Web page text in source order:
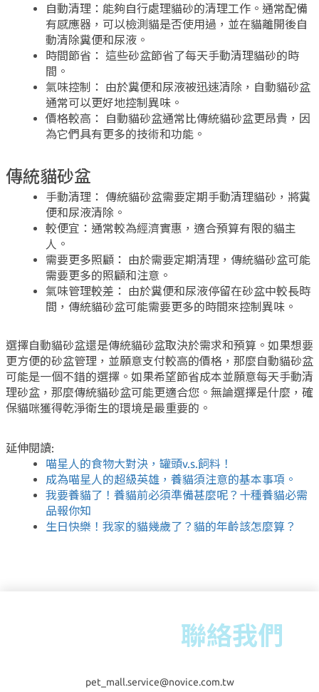
自動清理：能夠自行處理貓砂的清理工作。通常配備
有感應器，可以檢測貓是否使用過，並在貓離開後自
動清除糞便和尿液。
時間節省： 這些砂盆節省了每天手動清理貓砂的時
間。
氣味控制： 由於糞便和尿液被迅速清除，自動貓砂盆
通常可以更好地控制異味。
價格較高： 自動貓砂盆通常比傳統貓砂盆更昂貴，因
為它們具有更多的技術和功能。
傳統貓砂盆
手動清理： 傳統貓砂盆需要定期手動清理貓砂，將糞
便和尿液清除。
較便宜：通常較為經濟實惠，適合預算有限的貓主
人。
需要更多照顧： 由於需要定期清理，傳統貓砂盆可能
需要更多的照顧和注意。
氣味管理較差： 由於糞便和尿液停留在砂盆中較長時
間，傳統貓砂盆可能需要更多的時間來控制異味。
選擇自動貓砂盆還是傳統貓砂盆取決於需求和預算。如果想要
更方便的砂盆管理，並願意支付較高的價格，那麼自動貓砂盆
可能是一個不錯的選擇。如果希望節省成本並願意每天手動清
理砂盆，那麼傳統貓砂盆可能更適合您。無論選擇是什麼，確
保貓咪獲得乾淨衛生的環境是最重要的。
延伸閱讀:
喵星人的食物大對決，罐頭v.s.飼料！
成為喵星人的超級英雄，養貓須注意的基本事項。
我要養貓了！養貓前必須準備甚麼呢？十種養貓必需
品報你知
生日快樂！我家的貓幾歲了？貓的年齡該怎麼算？
聯絡我們
pet_mall.service@novice.com.tw